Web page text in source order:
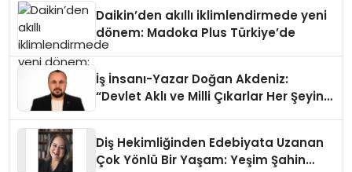
Daikin’den akıllı iklimlendirmede yeni
dönem: Madoka Plus Türkiye’de
İş İnsanı-Yazar Doğan Akdeniz:
“Devlet Aklı ve Milli Çıkarlar Her Şeyin
Diş Hekimliğinden Edebiyata Uzanan
Çok Yönlü Bir Yaşam: Yeşim Şahin